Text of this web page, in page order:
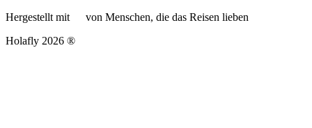
Hergestellt mit
von Menschen, die das Reisen lieben
Holafly 2026 ®